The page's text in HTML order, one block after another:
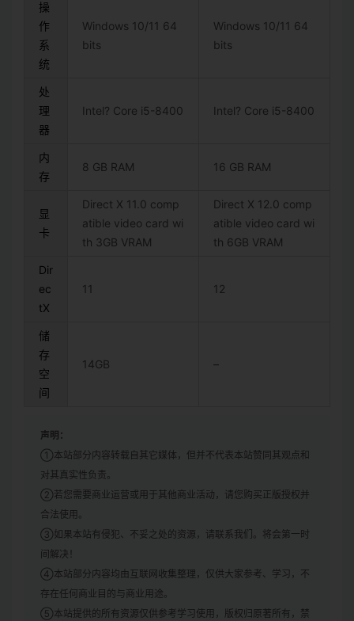
操
作
系
统
Windows 10/11 64
bits
Windows 10/11 64
bits
处
理
器
Intel? Core i5-8400 Intel? Core i5-8400
内
存
8 GB RAM 16 GB RAM
显
卡
Direct X 11.0 comp
atible video card wi
th 3GB VRAM
Direct X 12.0 comp
atible video card wi
th 6GB VRAM
Dir
ec
tX
11 12
储
存
空
间
14GB –
声明：
①本站部分内容转载自其它媒体，但并不代表本站赞同其观点和
对其真实性负责。
②若您需要商业运营或用于其他商业活动，请您购买正版授权并
合法使用。
③如果本站有侵犯、不妥之处的资源，请联系我们。将会第一时
间解决！
④本站部分内容均由互联网收集整理，仅供大家参考、学习，不
存在任何商业目的与商业用途。
⑤本站提供的所有资源仅供参考学习使用，版权归原著所有，禁